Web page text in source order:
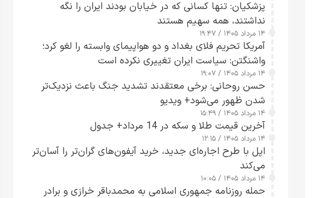
پزشکیان: تنها کسانی که در خیابان بودند ایران را نگه
نداشتند، همه سهیم هستند
۱۴ مرداد ۱۴۰۵ / ۱۹:۴۷
آمریکا تحریم فلای بغداد و دو هواپیمای وابسته را لغو کرد؛
واشنگتن: سیاست ایران تغییری نکرده است
۱۴ مرداد ۱۴۰۵ / ۱۹:۰۷
حسن روحانی: برخی معتقدند تشدید جنگ باعث نزدیک‌تر
شدن ظهور می‌شود+ ویدیو
۱۴ مرداد ۱۴۰۵ / ۱۵:۴۹
آخرین قیمت طلا و سکه در 14 مرداد+ جدول
۱۴ مرداد ۱۴۰۵ / ۱۲:۱۵
اپل با طرح اجاره‌ای جدید، خرید آیفون‌های گران‌تر را آسان‌تر
می‌کند
۱۴ مرداد ۱۴۰۵ / ۱۰:۰۵
حمله روزنامه جمهوری اسلامی به محمدباقر خرازی و برادر